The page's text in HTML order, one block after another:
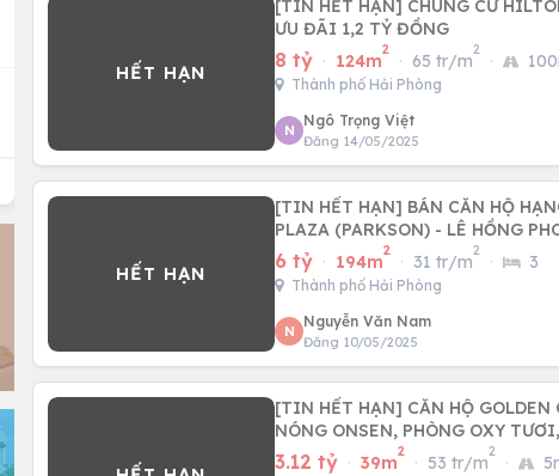
[TIN HẾT HẠN] CHUNG CƯ
ƯU ĐÃI 1,2 TỶ ĐỒNG
8 tỷ · 124m
2
· 65 tr/m
2
·
Thành phố Hải Phòng
N
Ngô Trọng Việt
Đăng 14/05/2025
[TIN HẾT HẠN] BÁN CĂN HỘ
PLAZA (PARKSON) - LÊ HỒNG
6 tỷ · 194m
2
· 31 tr/m
2
· 3
Thành phố Hải Phòng
N
Nguyễn Văn Nam
Đăng 10/05/2025
[TIN HẾT HẠN] CĂN HỘ
NÓNG ONSEN, PHÒNG OXY
3.12 tỷ · 39m
2
· 53 tr/m
2
·